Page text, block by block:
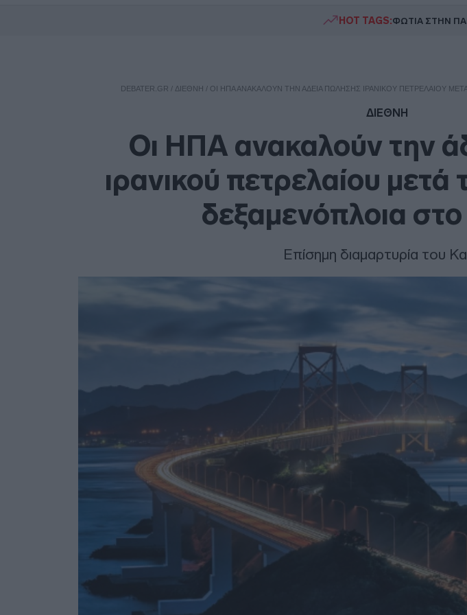
HOT TAGS:ΦΩΤΙΑ ΣΤΗΝ
DEBATER.GR / ΔΙΕΘΝΗ / ΟΙ ΗΠΑ ΑΝΑΚΑΛΟΎΝ ΤΗΝ ΆΔΕΙΑ ΠΏΛΗΣΗΣ ΙΡΑΝΙΚΟΎ ΠΕΤΡΕΛΑΊΟΥ
ΔΙΕΘΝΗ
Οι ΗΠΑ ανακαλούν την
ιρανικού πετρελαίου μετά
δεξαμενόπλοια
Επίσημη διαμαρτυρία του